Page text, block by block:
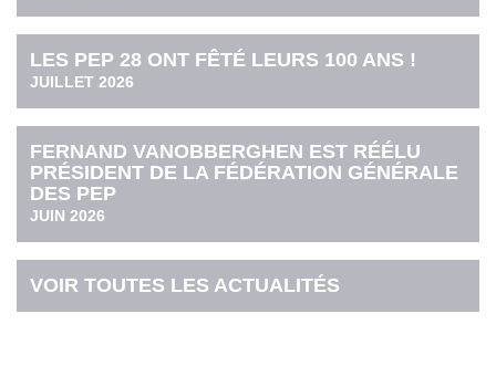
LES PEP 28 ONT FÊTÉ LEURS 100 ANS !
JUILLET 2026
FERNAND VANOBBERGHEN EST RÉÉLU
PRÉSIDENT DE LA FÉDÉRATION GÉNÉRALE
DES PEP
JUIN 2026
VOIR TOUTES LES ACTUALITÉS